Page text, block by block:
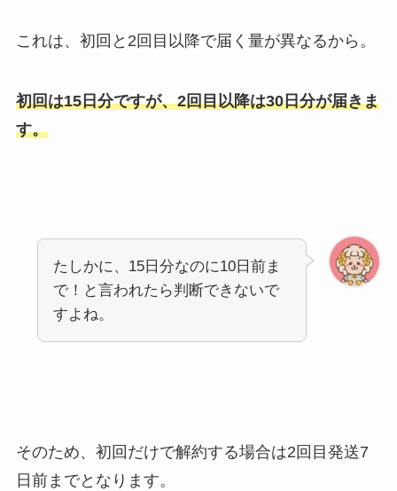
これは、初回と2回目以降で届く量が異なるから。
初回は15日分ですが、2回目以降は30日分が届きま
す。
たしかに、15日分なのに10日前ま
で！と言われたら判断できないで
すよね。
そのため、初回だけで解約する場合は2回目発送7
日前までとなります。